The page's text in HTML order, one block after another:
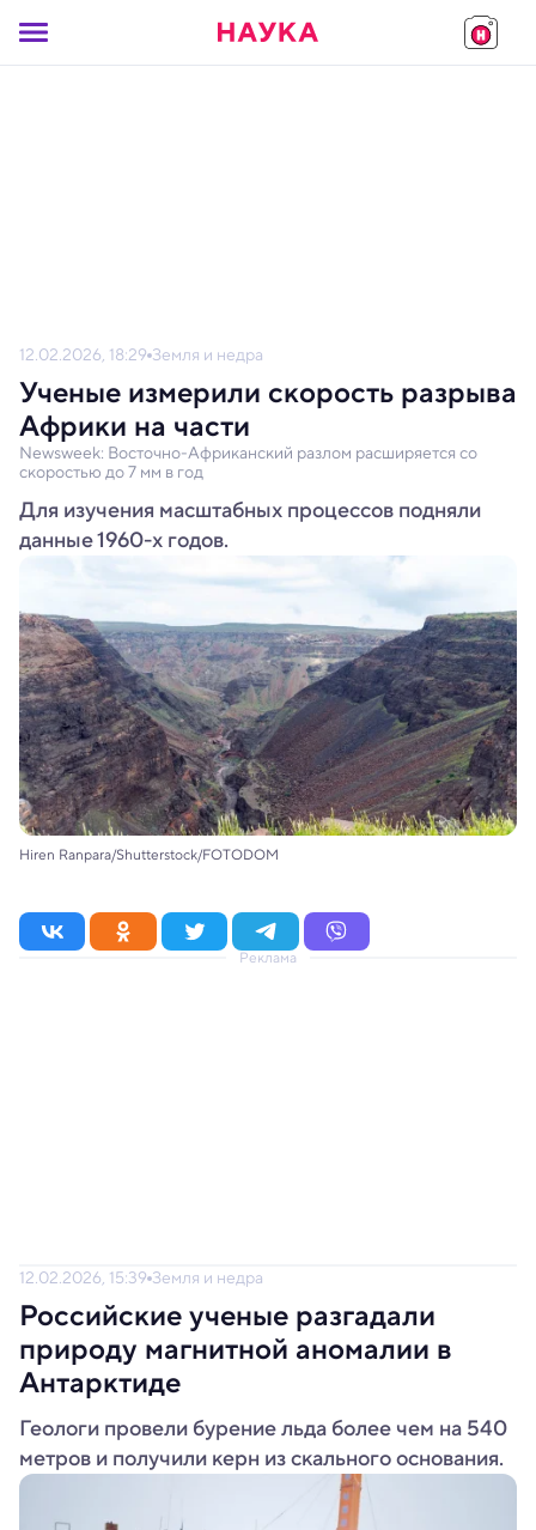
12.02.2026, 18:29 Земля и недра
Ученые измерили скорость разрыва
Африки на части
Newsweek: Восточно-Африканский разлом расширяется со
скоростью до 7 мм в год
Для изучения масштабных процессов подняли
данные 1960-х годов.
Hiren Ranpara/Shutterstock/FOTODOM
Реклама
12.02.2026, 15:39 Земля и недра
Российские ученые разгадали
природу магнитной аномалии в
Антарктиде
Геологи провели бурение льда более чем на 540
метров и получили керн из скального основания.